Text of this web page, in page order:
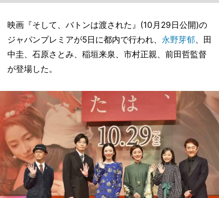
映画『そして、バトンは渡された』(10月29日公開)の
ジャパンプレミアが5日に都内で行われ、 永野芽郁、田
中圭、石原さとみ、稲垣来泉、市村正親、前田哲監督
が登場した。